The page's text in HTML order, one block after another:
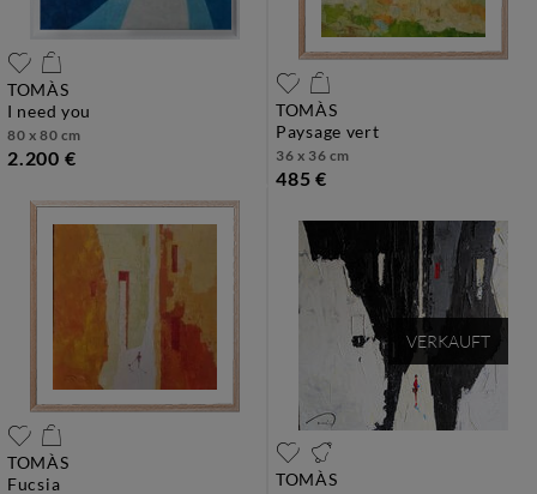
TOMÀS
i need you
80 x 80 cm
2.200 €
TOMÀS
paysage vert
36 x 36 cm
485 €
TOMÀS
fucsia
VERKAUFT
TOMÀS